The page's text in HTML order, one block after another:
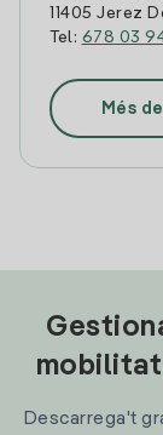
11405 Jerez
Tel: 678 03 94
Més
mobilitat
Descarrega't